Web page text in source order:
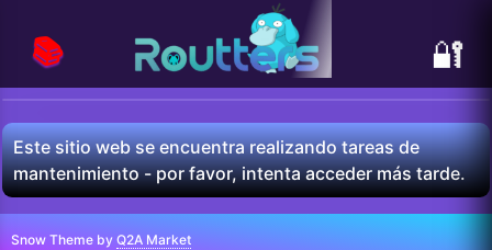
🔐
📚
Este sitio web se encuentra realizando tareas de
mantenimiento - por favor, intenta acceder más tarde.
Snow Theme by Q2A Market